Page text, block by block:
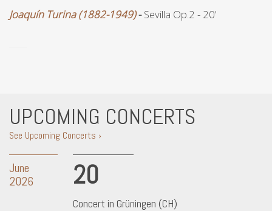
Joaquín Turina (1882-1949)-Sevilla Op.2 - 20'
UPCOMING CONCERTS
See Upcoming Concerts ›
June
2026
20
Concert in Grüningen (CH)